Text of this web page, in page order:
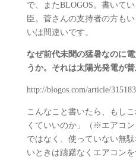
で、またBLOGOS。書いて
臣。菅さんの支持者の方も
いは間違いです。
なぜ前代未聞の猛暑なのに
うか。それは太陽光発電が普
http://blogos.com/article/
こんなこと書いたら、もし
くていいのか」（※エアコ
ではなく、使っていない無
いときは躊躇なくエアコン